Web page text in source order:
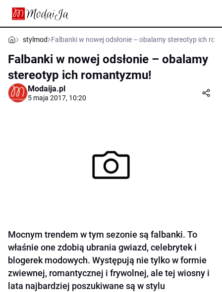
stylmod Falbanki w nowej odsłonie – obalamy stereotyp ich
Falbanki w nowej odsłonie – obalamy
stereotyp ich romantyzmu!
Modaija.pl
5 maja 2017, 10:20
Mocnym trendem w tym sezonie są falbanki. To
właśnie one zdobią ubrania gwiazd, celebrytek i
blogerek modowych. Występują nie tylko w formie
zwiewnej, romantycznej i frywolnej, ale tej wiosny i
lata najbardziej poszukiwane są w stylu